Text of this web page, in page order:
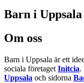
Barn i Uppsala
Om oss
Barn i Uppsala är ett
sociala företaget Initcia.
Uppsala och sidorna